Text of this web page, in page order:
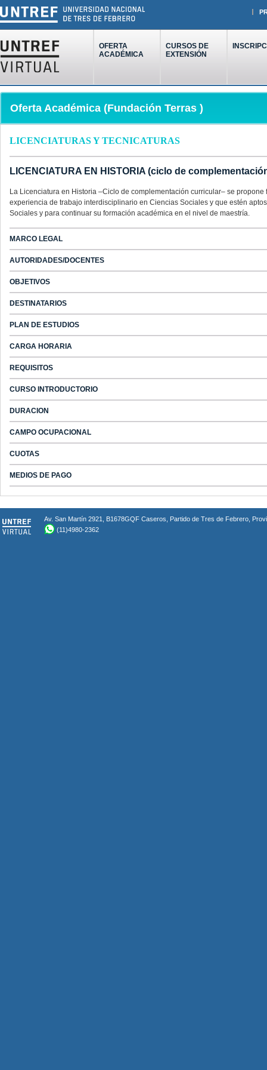
OFERTA
ACADÉMICA
CURSOS DE
EXTENSIÓN
Oferta Académica (Fundación Terras )
LICENCIATURAS Y TECNICATURAS
LICENCIATURA EN HISTORIA (ciclo de
La Licenciatura en Historia –Ciclo de complementación curricular– se
experiencia de trabajo interdisciplinario en Ciencias Sociales y que estén
Sociales y para continuar su formación académica en el nivel de maestría.
MARCO LEGAL
AUTORIDADES/DOCENTES
OBJETIVOS
DESTINATARIOS
PLAN DE ESTUDIOS
CARGA HORARIA
REQUISITOS
CURSO INTRODUCTORIO
DURACION
CAMPO OCUPACIONAL
CUOTAS
MEDIOS DE PAGO
Av. San Martín 2921, B1678GQF Caseros, Partido de Tres de Febrero,
(11)4980-2362